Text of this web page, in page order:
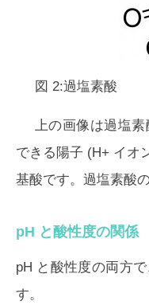
図 2:過塩素酸
上の画像は過塩
できる陽子 (H+ イオ
基酸です。過塩素酸
pH と酸性度の関係
pH と酸性度の両方
す。